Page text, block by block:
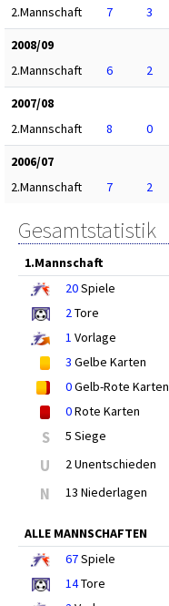
2.Mannschaft
7 3
2008/09
2.Mannschaft
6 2
2007/08
2.Mannschaft
8 0
2006/07
2.Mannschaft
7 2
Gesamtstatistik
1.Mannschaft
20Spiele
2Tore
1 Vorlage
3 Gelbe Karten
0Gelb-Rote Karten
0Rote Karten
S 5 Siege
U 2 Unentschieden
N 13 Niederlagen
ALLE MANNSCHAFTEN
67Spiele
14Tore